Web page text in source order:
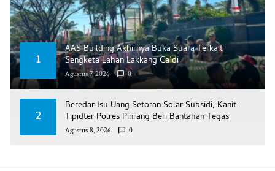
1
AAS Building Akhirnya Buka Suara Terkait
Sengketa Lahan Lakkang Ca’di
Agustus 7, 2026 0
2
Beredar Isu Uang Setoran Solar Subsidi, Kanit
Tipidter Polres Pinrang Beri Bantahan Tegas
Agustus 8, 2026 0